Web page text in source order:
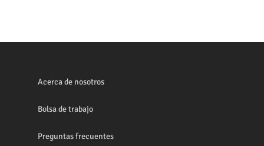
Acerca de nosotros
Bolsa de trabajo
Preguntas frecuentes